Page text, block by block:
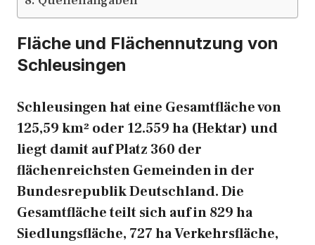
Fläche und Flächennutzung von
Schleusingen
Schleusingen hat eine Gesamtfläche von
125,59 km² oder 12.559 ha (Hektar) und
liegt damit auf Platz 360 der
flächenreichsten Gemeinden in der
Bundesrepublik Deutschland. Die
Gesamtfläche teilt sich auf in 829 ha
Siedlungsfläche, 727 ha Verkehrsfläche,